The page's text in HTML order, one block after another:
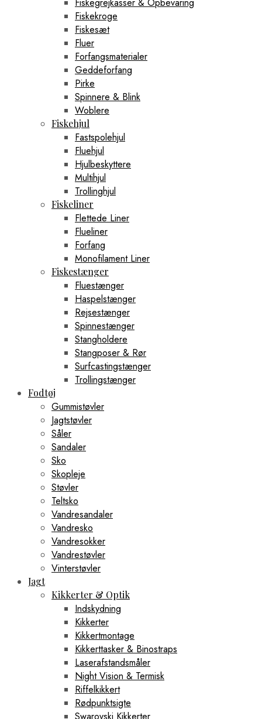
Fiskekroge
Fiskesæt
Fluer
Forfangsmaterialer
Geddeforfang
Pirke
Spinnere & Blink
Woblere
Fiskehjul
Fastspolehjul
Fluehjul
Hjulbeskyttere
Multihjul
Trollinghjul
Fiskeliner
Flettede Liner
Flueliner
Forfang
Monofilament Liner
Fiskestænger
Fluestænger
Haspelstænger
Rejsestænger
Spinnestænger
Stangholdere
Stangposer & Rør
Surfcastingstænger
Trollingstænger
Fodtøj
Gummistøvler
Jagtstøvler
Såler
Sandaler
Sko
Skopleje
Støvler
Teltsko
Vandresandaler
Vandresko
Vandresokker
Vandrestøvler
Vinterstøvler
Jagt
Kikkerter & Optik
Indskydning
Kikkerter
Kikkertmontage
Kikkerttasker & Binostraps
Laserafstandsmåler
Night Vision & Termisk
Riffelkikkert
Rødpunktsigte
Swarovski Kikkerter